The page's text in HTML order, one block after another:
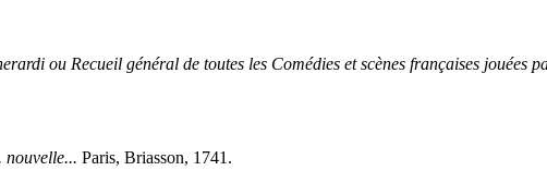
ou Recueil général de toutes les Comédies et scènes françaises jouées
nouvelle... Paris, Briasson, 1741.